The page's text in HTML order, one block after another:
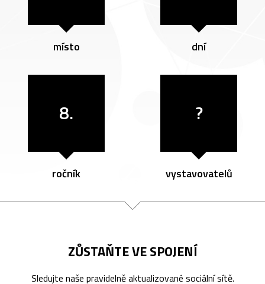
místo dní
8.
ročník
?
vystavovatelů
ZŮSTAŇTE VE SPOJENÍ
Sledujte naše pravidelně aktualizované sociální sítě.